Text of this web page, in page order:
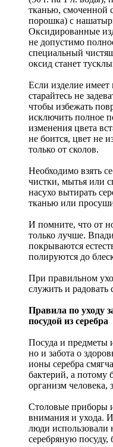
тканью, смоченной
порошка) с
Оксидированные
не допустимо
специальный
оксид станет
Если изделие имеет
старайтесь не
чтобы избежать
исключить полное
изменения цвета
не боится, цвет не
только от сколов.
Необходимо взять
чистки, мытья или
насухо вытирать
тканью или
И помните, что от
только лучше.
покрываются
полируются до
При правильном
служить и радовать
Правила по уходу
посудой из серебра
Посуда и предметы
но и забота о
ионы серебра
бактерий, а потому
организм человека,
Столовые приборы
внимания и ухода.
люди использовали
серебряную